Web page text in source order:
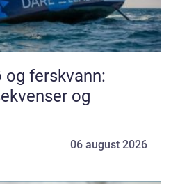
og ferskvann:
og
06 august 2026